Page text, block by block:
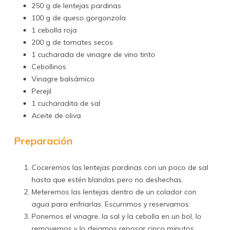
250 g de lentejas pardinas
100 g de queso gorgonzola
1 cebolla roja
200 g de tomates secos
1 cucharada de vinagre de vino tinto
Cebollinos
Vinagre balsámico
Perejil
1 cucharadita de sal
Aceite de oliva
Preparación
Coceremos las lentejas pardinas con un poco de sal
hasta que estén blandas pero no deshechas.
Meteremos las lentejas dentro de un colador con
agua para enfriarlas. Escurrimos y reservamos.
Ponemos el vinagre, la sal y la cebolla en un bol, lo